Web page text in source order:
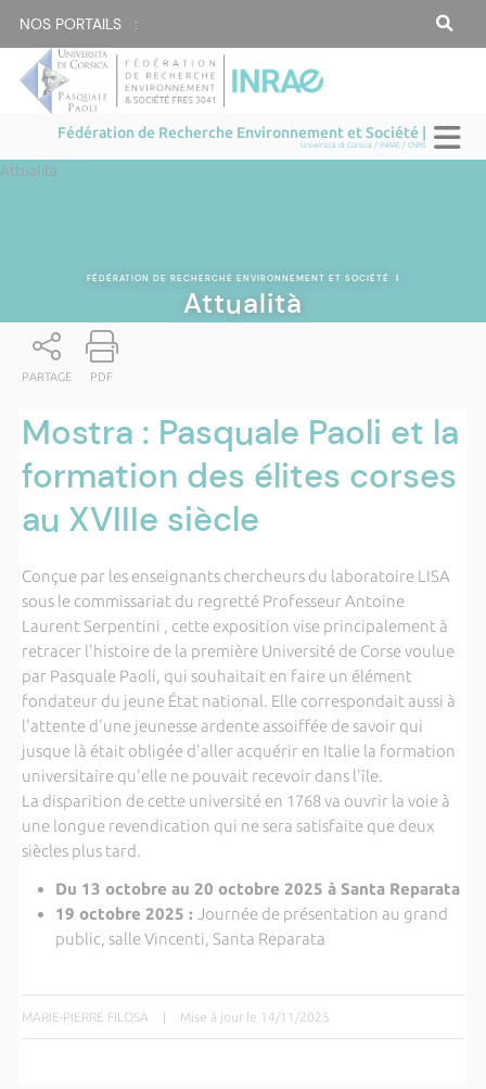
NOS PORTAILS :
Fédération de Recherche Environnement et Société |
Università di Corsica / INRAE / CNRS
Attualità
FÉDÉRATION DE RECHERCHE ENVIRONNEMENT ET SOCIÉTÉ |
Attualità
PARTAGE PDF
Mostra : Pasquale Paoli et la
formation des élites corses
au XVIIIe siècle
Conçue par les enseignants chercheurs du laboratoire LISA
sous le commissariat du regretté Professeur Antoine
Laurent Serpentini , cette exposition vise principalement à
retracer l'histoire de la première Université de Corse voulue
par Pasquale Paoli, qui souhaitait en faire un élément
fondateur du jeune État national. Elle correspondait aussi à
l'attente d'une jeunesse ardente assoiffée de savoir qui
jusque là était obligée d'aller acquérir en Italie la formation
universitaire qu'elle ne pouvait recevoir dans l'île.
La disparition de cette université en 1768 va ouvrir la voie à
une longue revendication qui ne sera satisfaite que deux
siècles plus tard.
Du 13 octobre au 20 octobre 2025 à Santa Reparata
19 octobre 2025 : Journée de présentation au grand
public, salle Vincenti, Santa Reparata
MARIE-PIERRE FILOSA | Mise à jour le 14/11/2025